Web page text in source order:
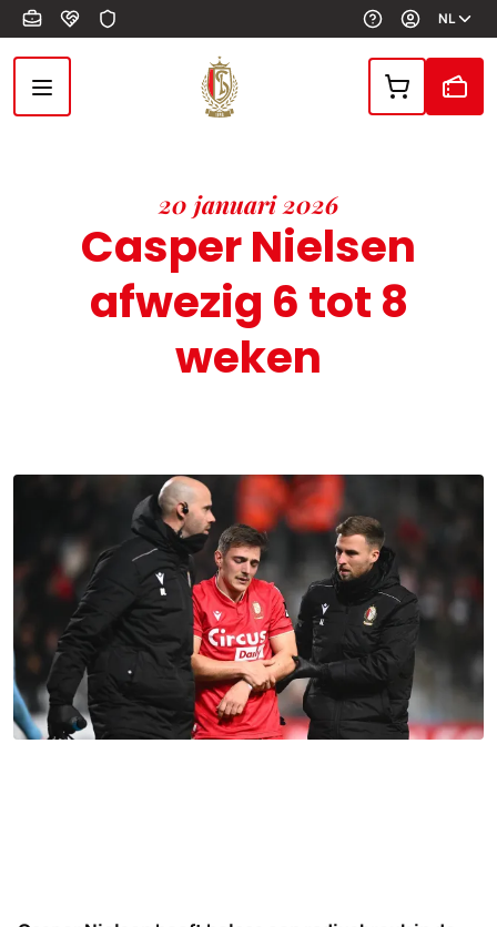
Overslaan en naar de inhoud gaan NL
20 januari 2026
Casper Nielsen
afwezig 6 tot 8
weken